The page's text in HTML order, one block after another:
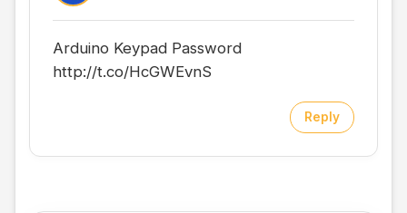
Arduino Keypad Password
http://t.co/HcGWEvnS
Reply